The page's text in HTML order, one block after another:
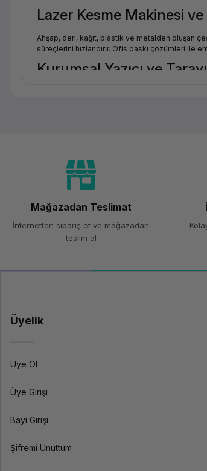
Lazer Kesme Makinesi
Ahşap, deri, kağıt, plastik ve metalden oluşan
süreçlerini hızlandırır. Ofis baskı çözümleri ile
Kurumsal Yazıcı ve
Sık Sorulan Sorular (SSS)
Hangi 3D yazıcı teknolojisi
Hobi ve prototipleme çalışmaları için FDM
yazıcılar daha uygun sonuçlar üretir.
Mağazadan Teslimat
İnternetten sipariş et ve mağazadan
teslim al
Üyelik
Üye Ol
Üye Girişi
Bayi Girişi
Şifremi Unuttum